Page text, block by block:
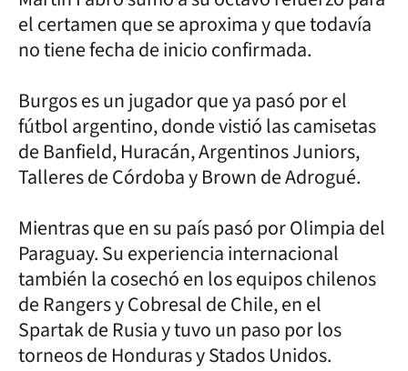
el certamen que se aproxima y que todavía
no tiene fecha de inicio confirmada.
Burgos es un jugador que ya pasó por el
fútbol argentino, donde vistió las camisetas
de Banfield, Huracán, Argentinos Juniors,
Talleres de Córdoba y Brown de Adrogué.
Mientras que en su país pasó por Olimpia del
Paraguay. Su experiencia internacional
también la cosechó en los equipos chilenos
de Rangers y Cobresal de Chile, en el
Spartak de Rusia y tuvo un paso por los
torneos de Honduras y Stados Unidos.